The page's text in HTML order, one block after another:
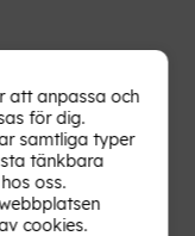
och
Signa upp på
att anpassa och
för dig.
samtliga typer
tänkbara
oss.
cookies.